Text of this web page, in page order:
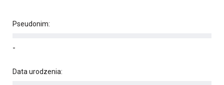
Pseudonim:
-
Data urodzenia: